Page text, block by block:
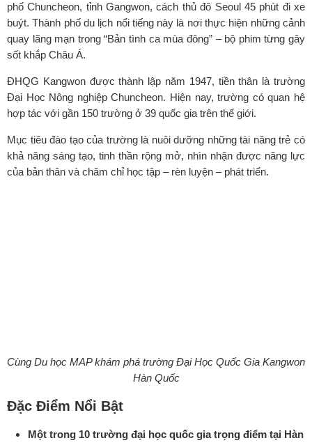
phố Chuncheon, tỉnh Gangwon, cách thủ đô Seoul 45 phút đi xe
buýt. Thành phố du lịch nổi tiếng này là nơi thực hiện những cảnh
quay lãng mạn trong “Bản tình ca mùa đông” – bộ phim từng gây
sốt khắp Châu Á.
ĐHQG Kangwon được thành lập năm 1947, tiền thân là trường
Đại Học Nông nghiệp Chuncheon. Hiện nay, trường có quan hệ
hợp tác với gần 150 trường ở 39 quốc gia trên thế giới.
Mục tiêu đào tạo của trường là nuôi dưỡng những tài năng trẻ có
khả năng sáng tạo, tinh thần rộng mở, nhìn nhận được năng lực
của bản thân và chăm chỉ học tập – rèn luyện – phát triển.
Cùng Du học MAP khám phá trường Đại Học Quốc Gia Kangwon
Hàn Quốc
Đặc Điểm Nổi Bật
Một trong 10 trường đại học quốc gia trọng điểm tại Hàn